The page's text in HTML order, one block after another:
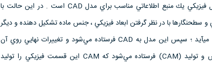
از نطر مهندسي معكوس در اين حالت مدل فيزيكي يك منبع اطلاعاتي مناسب براي مدل CAD است . در اين حالت با
و سطح‏نگارها با در نظر گرفتن ابعاد فيزيكي‌ ، جنس ماده تشكيل دهنده و ديگر
جنبه‏ها يك مدل و الگوي پارامتري بدست مي‏آيد ؛ سپس اين مدل به CAD فرستاده مي‌شود و تغييرات نهايي روي آن
انجام مي‌شود و سپس به دستگاه‏هاي برش و توليد (CAM) فرستاده مي‌شود كه CAM اين قسمت فيزيكي را توليد